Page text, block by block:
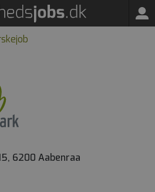
6200 Aabenraa